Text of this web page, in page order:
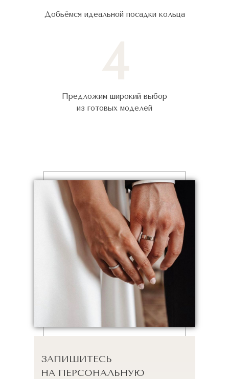
Добьёмся идеальной посадки кольца
Предложим широкий выбор
из готовых моделей
ЗАПИШИТЕСЬ
НА ПЕРСОНАЛЬНУЮ